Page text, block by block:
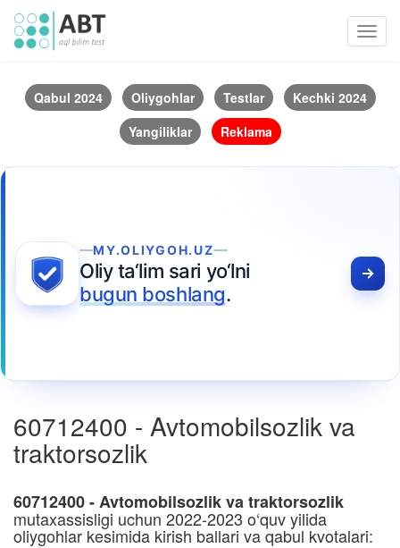
Qabul 2024 Oliygohlar Testlar
Kechki 2024
Yangiliklar
Reklama
MY.OLIYGOH.UZ
Oliy ta‘lim sari yo‘lni
bugun boshlang.
60712400 - Avtomobilsozlik va
traktorsozlik
60712400 - Avtomobilsozlik va traktorsozlik
mutaxassisligi uchun 2022-2023 o‘quv yilida
oliygohlar kesimida kirish ballari va qabul kvotalari: